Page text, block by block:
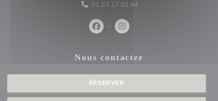
01 53 17 02 44
Facebook ((ouvre une nouvelle
Instagram ((ouvre une
Nous contacter
RÉSERVER